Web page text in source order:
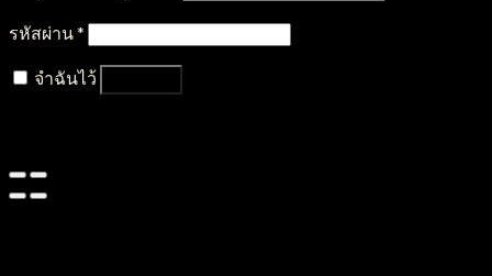
รหัสผ่าน*
จำฉันไว้